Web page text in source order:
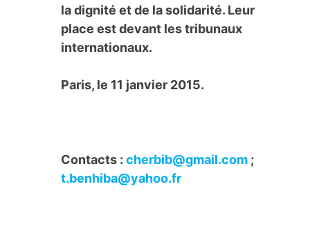
la dignité et de la solidarité. Leur
place est devant les tribunaux
internationaux.
Paris, le 11 janvier 2015.
Contacts : cherbib@gmail.com;
t.benhiba@yahoo.fr